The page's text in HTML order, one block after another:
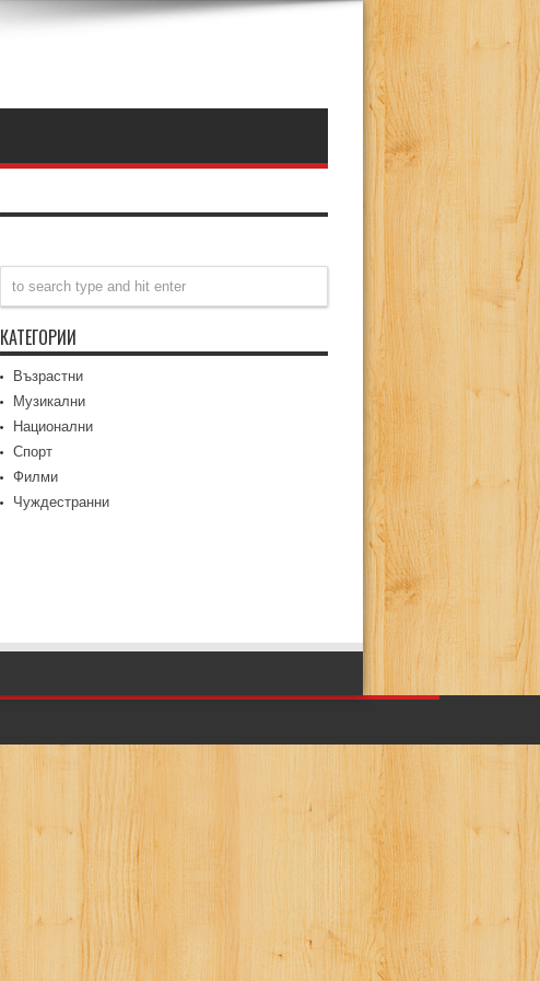
КАТЕГОРИИ
Възрастни
Музикални
Национални
Спорт
Филми
Чуждестранни